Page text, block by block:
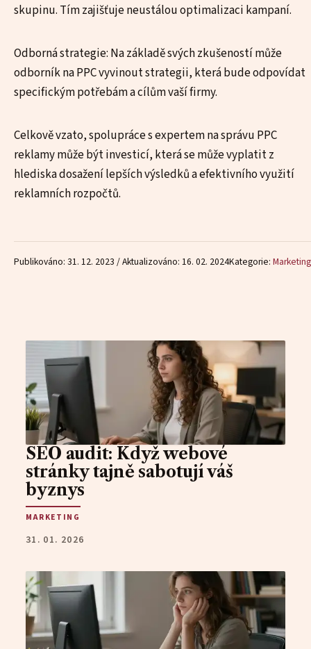
skupinu. Tím zajišťuje neustálou optimalizaci kampaní.
Odborná strategie: Na základě svých zkušeností může
odborník na PPC vyvinout strategii, která bude odpovídat
specifickým potřebám a cílům vaší firmy.
Celkově vzato, spolupráce s expertem na správu PPC
reklamy může být investicí, která se může vyplatit z
hlediska dosažení lepších výsledků a efektivního využití
reklamních rozpočtů.
Publikováno: 31. 12. 2023 / Aktualizováno: 16. 02. 2024Kategorie: Marketing
SEO audit: Když webové
stránky tajně sabotují váš
byznys
MARKETING
31. 01. 2026